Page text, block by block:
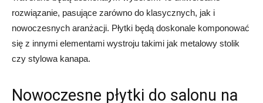
rozwiązanie, pasujące zarówno do klasycznych, jak i
nowoczesnych aranżacji. Płytki będą doskonale komponować
się z innymi elementami wystroju takimi jak metalowy stolik
czy stylowa kanapa.
Nowoczesne płytki do salonu na